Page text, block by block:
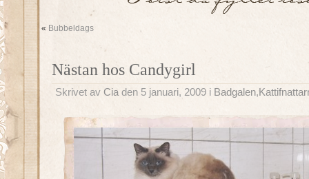
« Bubbeldags
Nästan hos Candygirl
Skrivet av Cia den 5 januari, 2009 i Badgalen,